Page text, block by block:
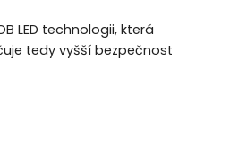
LED technologii, která
tedy vyšší bezpečnost